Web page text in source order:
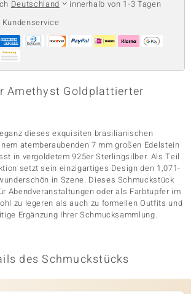
Deutschland
innerhalb von 1-3 Tagen
Amethyst Goldplattierter
dieses exquisiten brasilianischen
atemberaubenden 7 mm großen Edelstein
in vergoldetem 925er Sterlingsilber. Als Teil
setzt sein einzigartiges Design den 1,071-
in Szene. Dieses Schmuckstück
Abendveranstaltungen oder als Farbtupfer im
zu legeren als auch zu formellen Outfits und
Ergänzung Ihrer Schmucksammlung.
des Schmuckstücks